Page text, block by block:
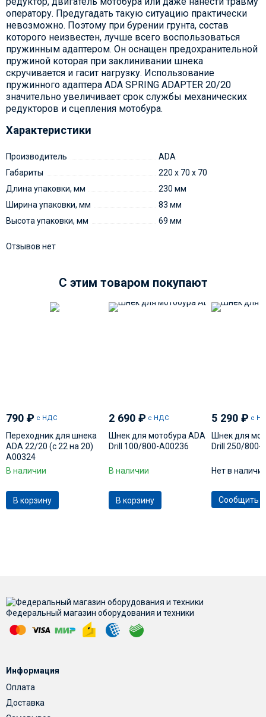
оператору. Предугадать такую ситуацию практически
невозможно. Поэтому при бурении грунта, состав
которого неизвестен, лучше всего воспользоваться
пружинным адаптером. Он оснащен предохранительной
пружиной которая при заклинивании шнека
скручивается и гасит нагрузку. Использование
пружинного адаптера ADA SPRING ADAPTER 20/20
значительно увеличивает срок службы механических
редукторов и сцепления мотобура.
Характеристики
Производитель
ADA
Габариты
220 x 70 x 70
Длина упаковки, мм
230 мм
Ширина упаковки, мм
83 мм
Высота упаковки, мм
69 мм
Отзывов нет
C этим товаром покупают
790 ₽ с НДС
Переходник для шнека
ADA 22/20 (с 22 на 20)
А00324
В наличии
В корзину
2 690 ₽ с НДС
Шнек для мотобура ADA
Drill 100/800-А00236
В наличии
В корзину
5 290 ₽ с
Шнек для
Drill 250/800-
Нет в
Сообщить о
Федеральный магазин оборудования и техники
Информация
Оплата
Доставка